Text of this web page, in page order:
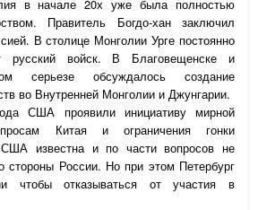
в начале 20х уже была полностью
Правитель Богдо-хан заключил
В столице Монголии Урге постоянно
русский войск. В Благовещенске и
серьезе обсуждалось создание
во Внутренней Монголии и Джунгарии.
США проявили инициативу мирной
Китая и ограничения гонки
известна и по части вопросов не
стороны России. Но при этом Петербург
чтобы отказываться от участия в